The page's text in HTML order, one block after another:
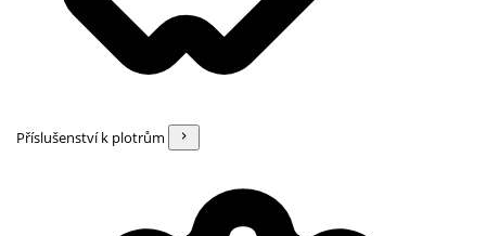
Příslušenství k plotrům